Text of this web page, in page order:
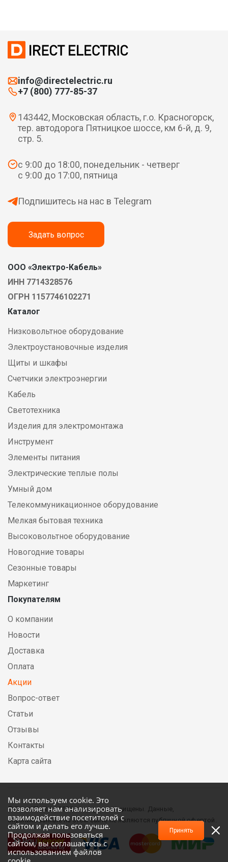
Мы используем cookie. Это
позволяет нам анализировать
взаимодействие посетителей с
сайтом и делать его лучше.
Продолжая пользоваться
сайтом, вы соглашаетесь с
использованием файлов
Принять
info@directelectric.ru
+7 (800) 777-85-37
143442, Московская область, г.о. Красногорск,
тер. автодорога Пятницкое шоссе, км 6-й, д. 9,
стр. 5.
с 9:00 до 18:00, понедельник - четверг
с 9:00 до 17:00, пятница
Подпишитесь на нас в Telegram
Задать вопрос
ООО «Электро-Кабель»
ИНН 7714328576
ОГРН 1157746102271
Каталог
Низковольтное оборудование
Электроустановочные изделия
Щиты и шкафы
Счетчики электроэнергии
Кабель
Светотехника
Изделия для электромонтажа
Инструмент
Элементы питания
Электрические теплые полы
Умный дом
Телекоммуникационное оборудование
Мелкая бытовая техника
Высоковольтное оборудование
Новогодние товары
Сезонные товары
Маркетинг
Покупателям
О компании
Новости
Доставка
Оплата
Акции
Вопрос-ответ
Статьи
Отзывы
Контакты
Карта сайта
© DirectElectric, 2026, все права защищены. Данные,
опубликованные на этом сайте не являются публичной офертой.